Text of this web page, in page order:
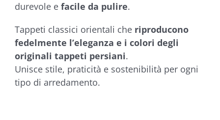
durevole e facile da pulire.
Tappeti classici orientali che riproducono
fedelmente l’eleganza e i colori degli
originali tappeti persiani.
Unisce stile, praticità e sostenibilità per ogni
tipo di arredamento.